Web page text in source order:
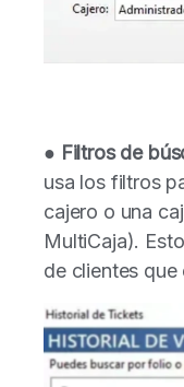
● Filtros de
usa los filtros
cajero o una
MultiCaja).
de clientes